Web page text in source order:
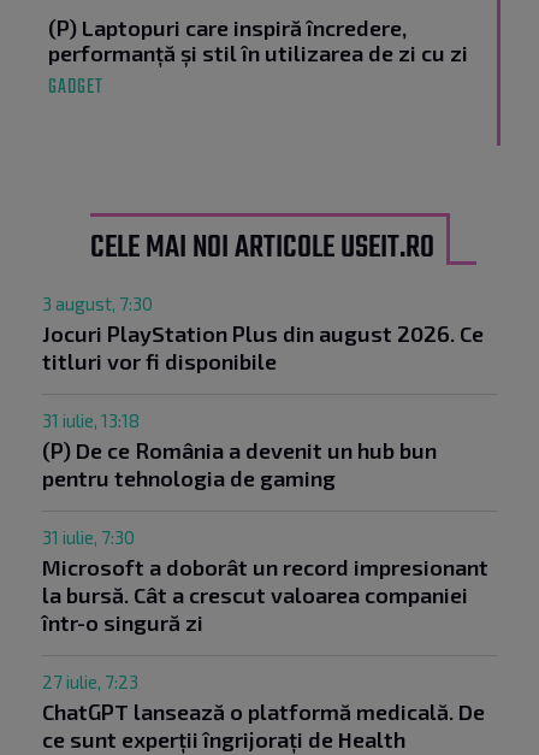
(P) Laptopuri care inspiră încredere,
performanță și stil în utilizarea de zi cu zi
GADGET
CELE MAI NOI ARTICOLE USEIT.RO
3 august, 7:30
Jocuri PlayStation Plus din august 2026. Ce
titluri vor fi disponibile
31 iulie, 13:18
(P) De ce România a devenit un hub bun
pentru tehnologia de gaming
31 iulie, 7:30
Microsoft a doborât un record impresionant
la bursă. Cât a crescut valoarea companiei
într-o singură zi
27 iulie, 7:23
ChatGPT lansează o platformă medicală. De
ce sunt experții îngrijorați de Health